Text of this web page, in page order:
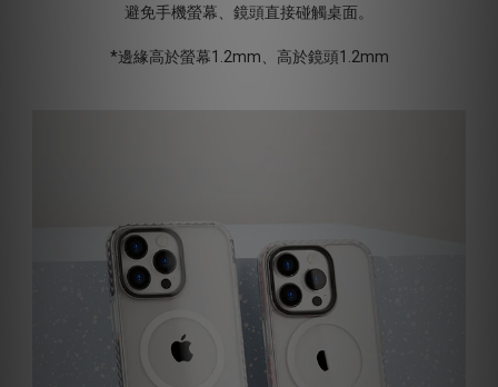
避免手機螢幕、鏡頭直接碰觸桌面。
*邊緣高於螢幕1.2mm、高於鏡頭1.2mm